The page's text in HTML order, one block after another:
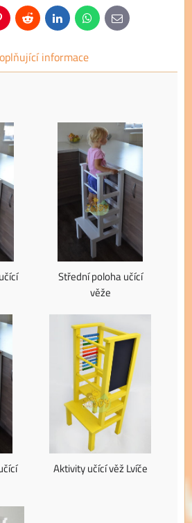
Reddit LinkedInWhatsApp
E-
mail
informace
Střední poloha učící
věže
Aktivity učící věž Lvíče